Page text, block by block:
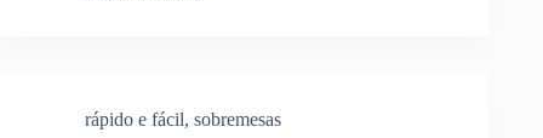
rápido e fácil, sobremesas